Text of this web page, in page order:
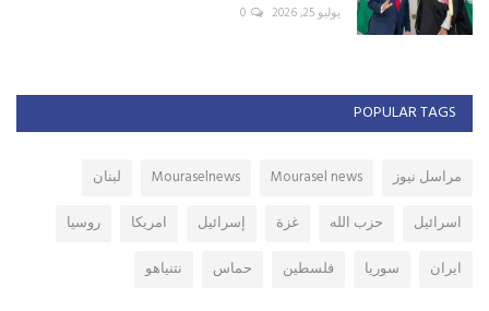
يوليو 25, 2026 0
POPULAR TAGS
مراسل نيوز Mourasel news
Mouraselnews
لبنان
اسرائيل
حزب الله غزة إسرائيل امريكا
روسيا
ايران
سوريا فلسطين حماس نتنياهو